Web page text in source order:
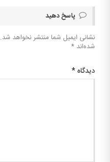
پاسخ دهید
نشانی ایمیل شما منتشر نخواهد شد.
شده‌اند *
دیدگاه *